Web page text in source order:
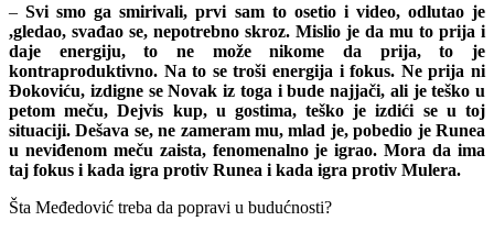
–Svi smo ga smirivali, prvi sam to osetio i video, odlutao je
,gledao, svađao se, nepotrebno skroz. Mislio je da mu to prija i
daje energiju, to ne može nikome da prija, to je
kontraproduktivno. Na to se troši energija i fokus. Ne prija ni
Đokoviću, izdigne se Novak iz toga i bude najjači, ali je teško u
petom meču, Dejvis kup, u gostima, teško je izdići se u toj
situaciji. Dešava se, ne zameram mu, mlad je, pobedio je Runea
u neviđenom meču zaista, fenomenalno je igrao. Mora da ima
taj fokus i kada igra protiv Runea i kada igra protiv Mulera.
Šta Međedović treba da popravi u budućnosti?